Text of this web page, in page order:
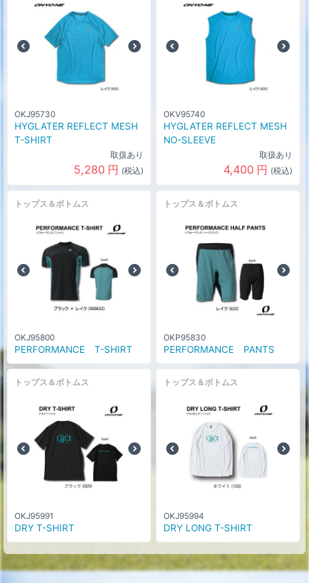
OKJ95730
HYGLATER REFLECT MESH
T-SHIRT
取扱あり
5,280 円 (税込)
OKV95740
HYGLATER REFLECT MESH
NO-SLEEVE
取扱あり
4,400 円 (税込)
トップス＆ボトムス
OKJ95800
PERFORMANCE T-SHIRT
トップス＆ボトムス
OKP95830
PERFORMANCE PANTS
トップス＆ボトムス
OKJ95991
DRY T-SHIRT
トップス＆ボトムス
OKJ95994
DRY LONG T-SHIRT